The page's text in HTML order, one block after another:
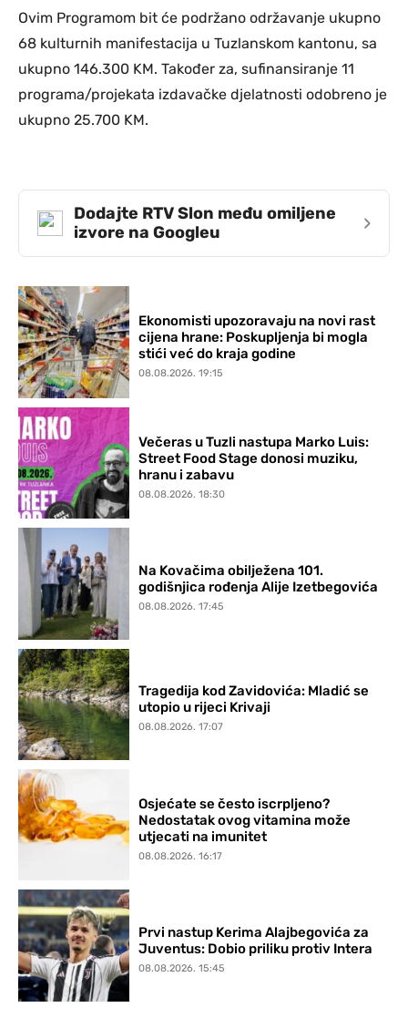
Ovim Programom bit će podržano održavanje ukupno
68 kulturnih manifestacija u Tuzlanskom kantonu, sa
ukupno 146.300 KM. Također za, sufinansiranje 11
programa/projekata izdavačke djelatnosti odobreno je
ukupno 25.700 KM.
Dodajte RTV Slon među omiljene
izvore na Googleu
›
Ekonomisti upozoravaju na novi rast
cijena hrane: Poskupljenja bi mogla
stići već do kraja godine
08.08.2026. 19:15
Večeras u Tuzli nastupa Marko Luis:
Street Food Stage donosi muziku,
hranu i zabavu
08.08.2026. 18:30
Na Kovačima obilježena 101.
godišnjica rođenja Alije Izetbegovića
08.08.2026. 17:45
Tragedija kod Zavidovića: Mladić se
utopio u rijeci Krivaji
08.08.2026. 17:07
Osjećate se često iscrpljeno?
Nedostatak ovog vitamina može
utjecati na imunitet
08.08.2026. 16:17
Prvi nastup Kerima Alajbegovića za
Juventus: Dobio priliku protiv Intera
08.08.2026. 15:45